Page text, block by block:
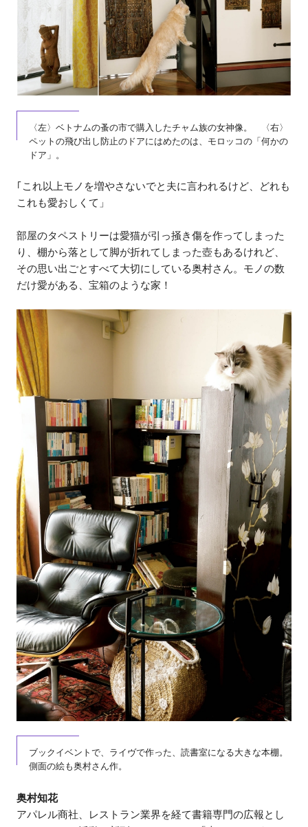
〈左〉ベトナムの蚤の市で購入したチャム族の女神像。 〈右〉
ペットの飛び出し防止のドアにはめたのは、モロッコの「何かの
ドア」。
｢これ以上モノを増やさないでと夫に言われるけど、どれも
これも愛おしくて」
部屋のタペストリーは愛猫が引っ掻き傷を作ってしまった
り、棚から落として脚が折れてしまった壺もあるけれど、
その思い出ごとすべて大切にしている奥村さん。モノの数
だけ愛がある、宝箱のような家！
ブックイベントで、ライヴで作った、読書室になる大きな本棚。
側面の絵も奥村さん作。
奥村知花
アパレル商社、レストラン業界を経て書籍専門の広報とし